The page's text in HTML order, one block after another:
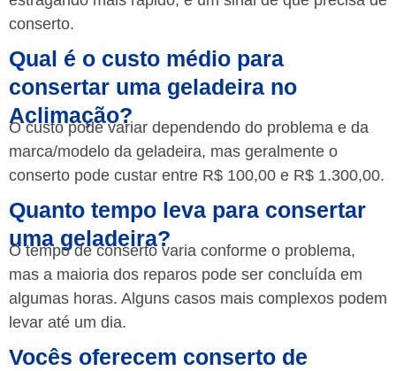
conserto.
Qual é o custo médio para
consertar uma geladeira no
Aclimação?
O custo pode variar dependendo do problema e da
marca/modelo da geladeira, mas geralmente o
conserto pode custar entre R$ 100,00 e R$ 1.300,00.
Quanto tempo leva para consertar
uma geladeira?
O tempo de conserto varia conforme o problema,
mas a maioria dos reparos pode ser concluída em
algumas horas. Alguns casos mais complexos podem
levar até um dia.
Vocês oferecem conserto de